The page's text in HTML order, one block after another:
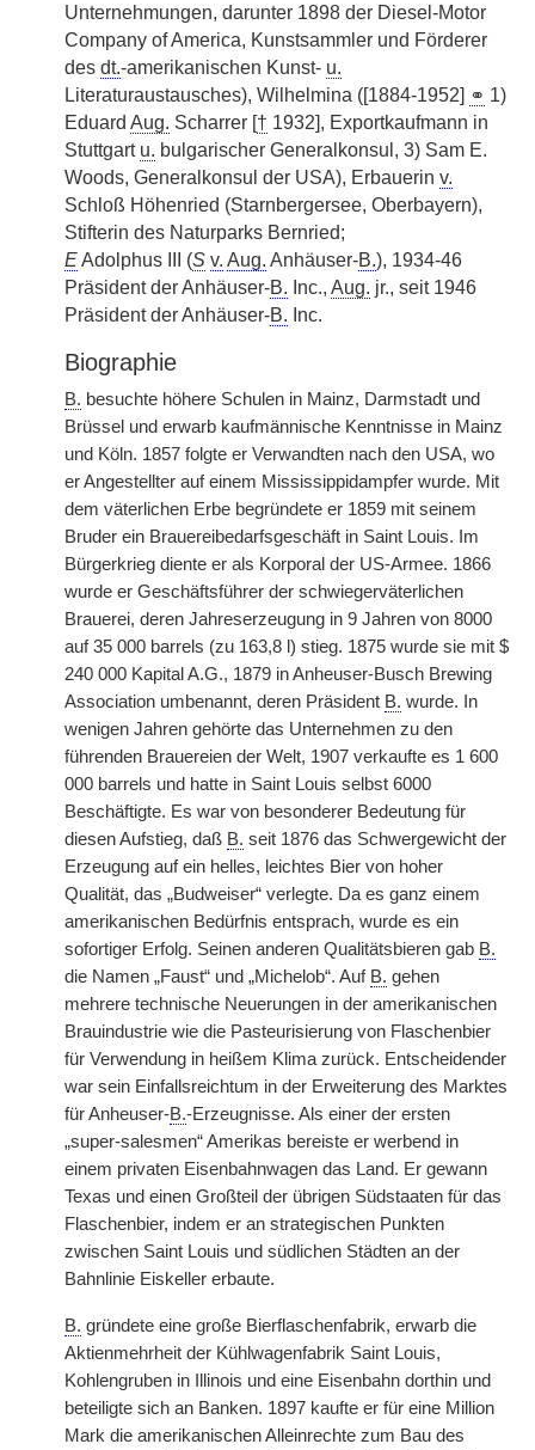
Unternehmungen, darunter 1898 der Diesel-Motor
Company of America, Kunstsammler und Förderer
des dt.-amerikanischen Kunst- u.
Literaturaustausches), Wilhelmina ([1884-1952] ⚭ 1)
Eduard Aug. Scharrer [† 1932], Exportkaufmann in
Stuttgart u. bulgarischer Generalkonsul, 3) Sam E.
Woods, Generalkonsul der USA), Erbauerin v.
Schloß Höhenried (Starnbergersee, Oberbayern),
Stifterin des Naturparks Bernried;
EAdolphus III (S v. Aug. Anhäuser-B.), 1934-46
Präsident der Anhäuser-B. Inc., Aug. jr., seit 1946
Präsident der Anhäuser-B. Inc.
Biographie
B. besuchte höhere Schulen in Mainz, Darmstadt und
Brüssel und erwarb kaufmännische Kenntnisse in Mainz
und Köln. 1857 folgte er Verwandten nach den USA, wo
er Angestellter auf einem Mississippidampfer wurde. Mit
dem väterlichen Erbe begründete er 1859 mit seinem
Bruder ein Brauereibedarfsgeschäft in Saint Louis. Im
Bürgerkrieg diente er als Korporal der US-Armee. 1866
wurde er Geschäftsführer der schwiegerväterlichen
Brauerei, deren Jahreserzeugung in 9 Jahren von 8000
auf 35 000 barrels (zu 163,8 l) stieg. 1875 wurde sie mit $
240 000 Kapital A.G., 1879 in Anheuser-Busch Brewing
Association umbenannt, deren Präsident B. wurde. In
wenigen Jahren gehörte das Unternehmen zu den
führenden Brauereien der Welt, 1907 verkaufte es 1 600
000 barrels und hatte in Saint Louis selbst 6000
Beschäftigte. Es war von besonderer Bedeutung für
diesen Aufstieg, daß B. seit 1876 das Schwergewicht der
Erzeugung auf ein helles, leichtes Bier von hoher
Qualität, das „Budweiser“ verlegte. Da es ganz einem
amerikanischen Bedürfnis entsprach, wurde es ein
sofortiger Erfolg. Seinen anderen Qualitätsbieren gab B.
die Namen „Faust“ und „Michelob“. Auf B. gehen
mehrere technische Neuerungen in der amerikanischen
Brauindustrie wie die Pasteurisierung von Flaschenbier
für Verwendung in heißem Klima zurück. Entscheidender
war sein Einfallsreichtum in der Erweiterung des Marktes
für Anheuser-B.-Erzeugnisse. Als einer der ersten
„super-salesmen“ Amerikas bereiste er werbend in
einem privaten Eisenbahnwagen das Land. Er gewann
Texas und einen Großteil der übrigen Südstaaten für das
Flaschenbier, indem er an strategischen Punkten
zwischen Saint Louis und südlichen Städten an der
Bahnlinie Eiskeller erbaute.
B. gründete eine große Bierflaschenfabrik, erwarb die
Aktienmehrheit der Kühlwagenfabrik Saint Louis,
Kohlengruben in Illinois und eine Eisenbahn dorthin und
beteiligte sich an Banken. 1897 kaufte er für eine Million
Mark die amerikanischen Alleinrechte zum Bau des